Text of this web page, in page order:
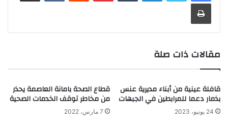
مقالات ذات صلة
قافلة عينية من أبناء مديرية عنس
بذمار دعما للمرابطين في الجبهات
24 يونيو، 2023
قطاع الصحة بامانة العاصمة يحذر
من مخاطر توقف الخدمات الصحية
7 مارس، 2022